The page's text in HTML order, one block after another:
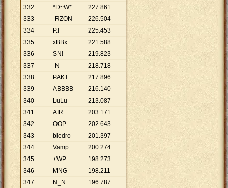
332
*D~W* 227.861
333
-RZON- 226.504
334
P.I 225.453
335
xBBx 221.588
336
SN! 219.823
337
-N- 218.718
338
PAKT 217.896
339
ABBBB 216.140
340
LuLu 213.087
341
AIR 203.171
342
OOP 202.643
343
biedro 201.397
344
Vamp 200.274
345
+WP+ 198.273
346
MNG 198.211
347
N_N 196.787